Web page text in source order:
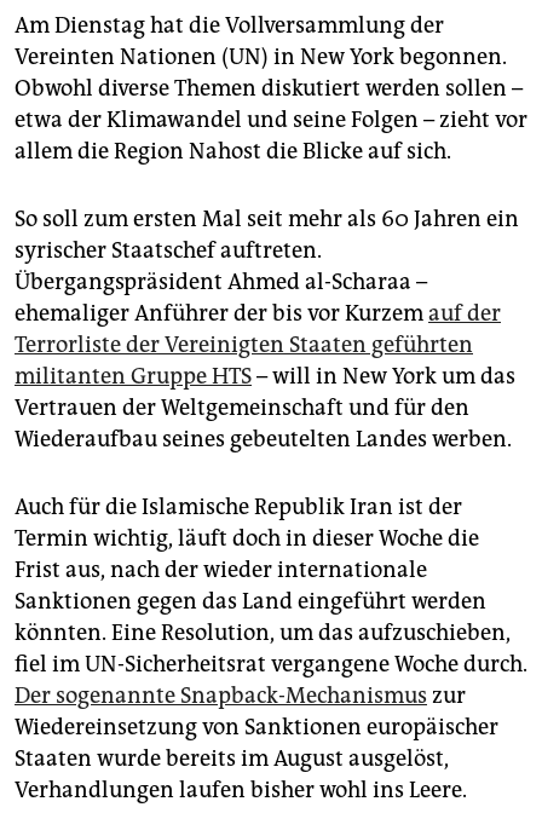
epaper login
Am Dienstag hat die Vollversammlung der
Vereinten Nationen (UN) in New York begonnen.
Obwohl diverse Themen diskutiert werden sollen –
etwa der Klimawandel und seine Folgen – zieht vor
allem die Region Nahost die Blicke auf sich.
So soll zum ersten Mal seit mehr als 60 Jahren ein
syrischer Staatschef auftreten.
Übergangspräsident Ahmed al-Scharaa –
ehemaliger Anführer der bis vor Kurzemauf der
Terrorliste der Vereinigten Staaten geführten
militanten Gruppe HTS– will in New York um das
Vertrauen der Weltgemeinschaft und für den
Wiederaufbau seines gebeutelten Landes werben.
Auch für die Islamische Republik Iran ist der
Termin wichtig, läuft doch in dieser Woche die
Frist aus, nach der wieder internationale
Sanktionen gegen das Land eingeführt werden
könnten. Eine Resolution, um das aufzuschieben,
fiel im UN-Sicherheitsrat vergangene Woche durch.
Der sogenannte Snapback-Mechanismus zur
Wiedereinsetzung von Sanktionen europäischer
Staaten wurde bereits im August ausgelöst,
Verhandlungen laufen bisher wohl ins Leere.